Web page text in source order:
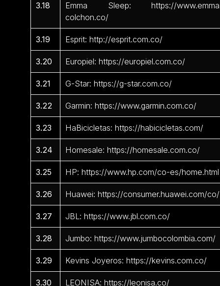
3.18
Emma Sleep: https://
colchon.co/
3.19 Esprit: http://esprit.com.co/
3.20 Europiel: https://europiel.com.co/
3.21 G-Star: https://g-star.com.co/
3.22 Garmin: https://www.garmin.com.co/
3.23 HaBicicletas: https://habicicletas.com/
3.24 Homesale: https://homesale.com.co/
3.25 HP: https://www.hp.com/co-es/home.html
3.26 Huawei: https://consumer.huawei.com/co/
3.27 JBL: https://www.jbl.com.co/
3.28 Jumbo: https://www.jumbocolombia.com/
3.29 Kevins Joyeros: https://kevins.com.co/
3.30 LEONISA: https://leonisa.co/